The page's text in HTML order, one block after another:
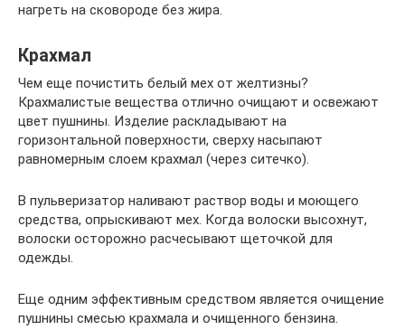
нагреть на сковороде без жира.
Крахмал
Чем еще почистить белый мех от желтизны?
Крахмалистые вещества отлично очищают и освежают
цвет пушнины. Изделие раскладывают на
горизонтальной поверхности, сверху насыпают
равномерным слоем крахмал (через ситечко).
В пульверизатор наливают раствор воды и моющего
средства, опрыскивают мех. Когда волоски высохнут,
волоски осторожно расчесывают щеточкой для
одежды.
Еще одним эффективным средством является очищение
пушнины смесью крахмала и очищенного бензина.